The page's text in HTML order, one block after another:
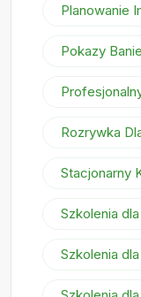
Planowanie
Pokazy
Rozrywka
Stacjonarny
Szkolenia
Szkolenia